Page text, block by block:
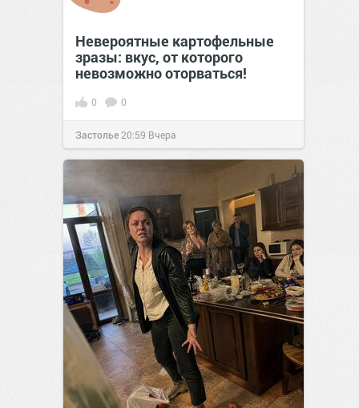
Невероятные картофельные
зразы: вкус, от которого
невозможно оторваться!
0 0
Застолье 20:59 Вчера